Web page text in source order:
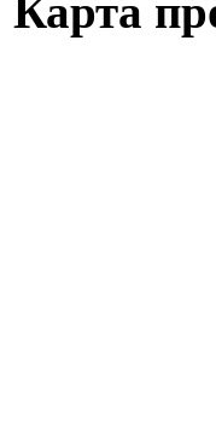
Карта